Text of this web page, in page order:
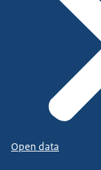
Open data